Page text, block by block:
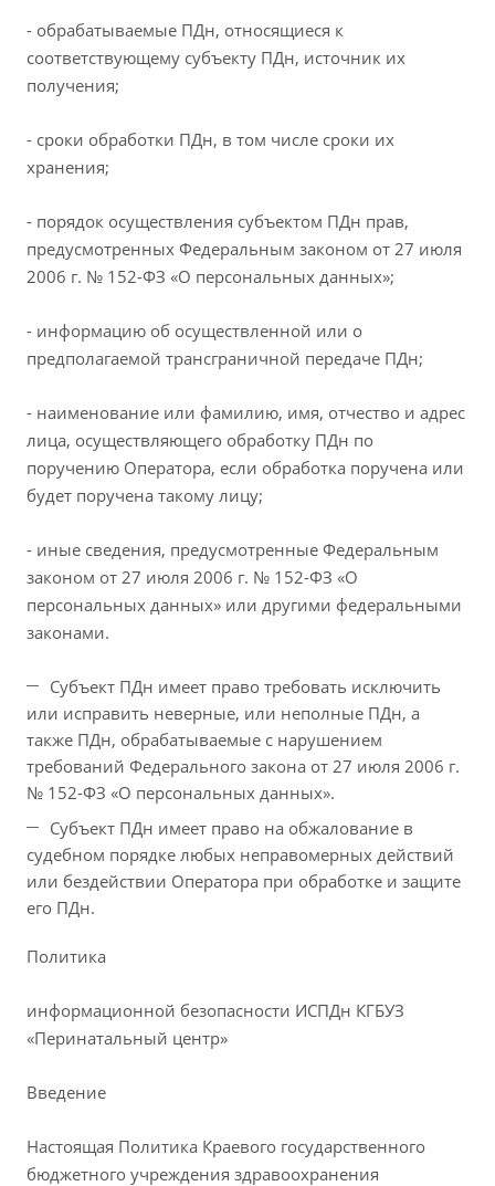
- обрабатываемые ПДн, относящиеся к
соответствующему субъекту ПДн, источник их
получения;
- сроки обработки ПДн, в том числе сроки их
хранения;
- порядок осуществления субъектом ПДн прав,
предусмотренных Федеральным законом от 27 июля
2006 г. № 152-ФЗ «О персональных данных»;
- информацию об осуществленной или о
предполагаемой трансграничной передаче ПДн;
- наименование или фамилию, имя, отчество и адрес
лица, осуществляющего обработку ПДн по
поручению Оператора, если обработка поручена или
будет поручена такому лицу;
- иные сведения, предусмотренные Федеральным
законом от 27 июля 2006 г. № 152-ФЗ «О
персональных данных» или другими федеральными
законами.
Субъект ПДн имеет право требовать исключить
или исправить неверные, или неполные ПДн, а
также ПДн, обрабатываемые с нарушением
требований Федерального закона от 27 июля 2006 г.
№ 152-ФЗ «О персональных данных».
Субъект ПДн имеет право на обжалование в
судебном порядке любых неправомерных действий
или бездействии Оператора при обработке и защите
его ПДн.
Политика
информационной безопасности ИСПДн КГБУЗ
«Перинатальный центр»
Введение
Настоящая Политика Краевого государственного
бюджетного учреждения здравоохранения